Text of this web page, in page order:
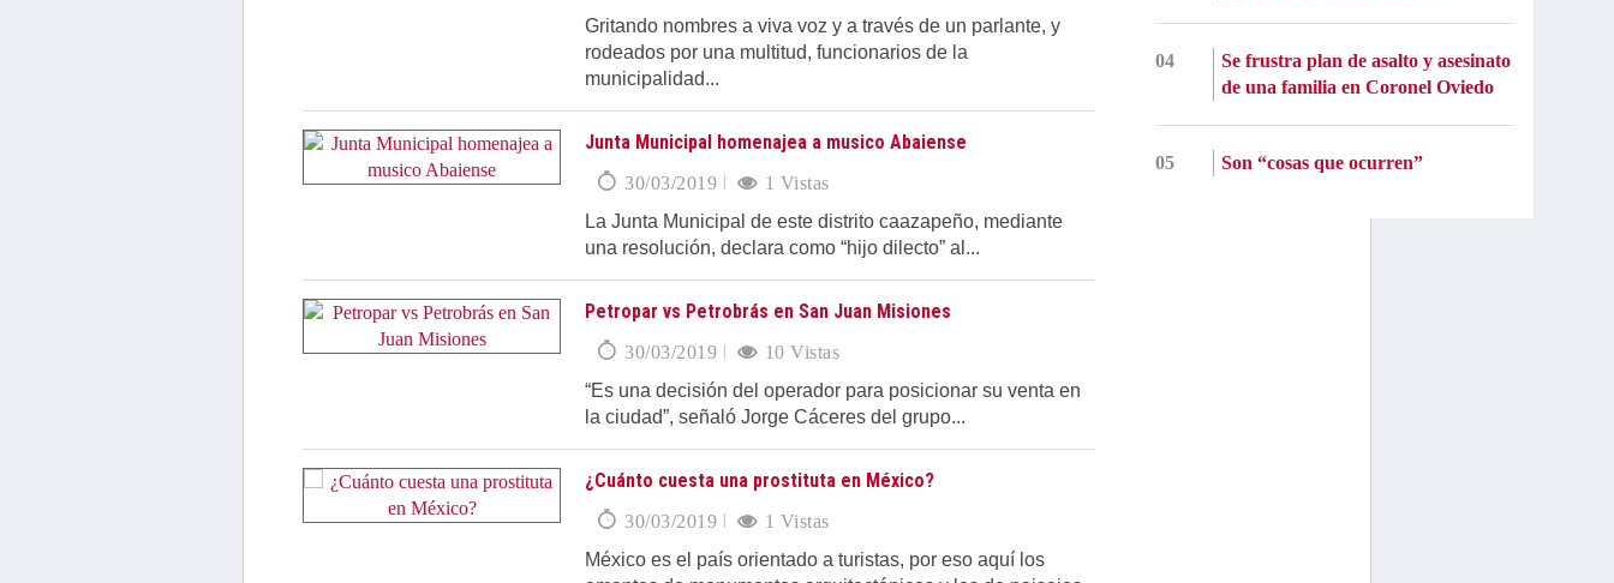
Gritando nombres a viva voz y a través de un parlante, y
rodeados por una multitud, funcionarios de la
municipalidad...
Junta Municipal homenajea a musico Abaiense
30/03/2019
1 Vistas
La Junta Municipal de este distrito caazapeño, mediante
una resolución, declara como “hijo dilecto” al...
Petropar vs Petrobrás en San Juan Misiones
30/03/2019
10 Vistas
“Es una decisión del operador para posicionar su venta en
la ciudad”, señaló Jorge Cáceres del grupo...
¿Cuánto cuesta una prostituta en México?
30/03/2019
1 Vistas
México es el país orientado a turistas, por eso aquí los
04
Se frustra plan de asalto y asesinato
de una familia en Coronel Oviedo
05 Son “cosas que ocurren”